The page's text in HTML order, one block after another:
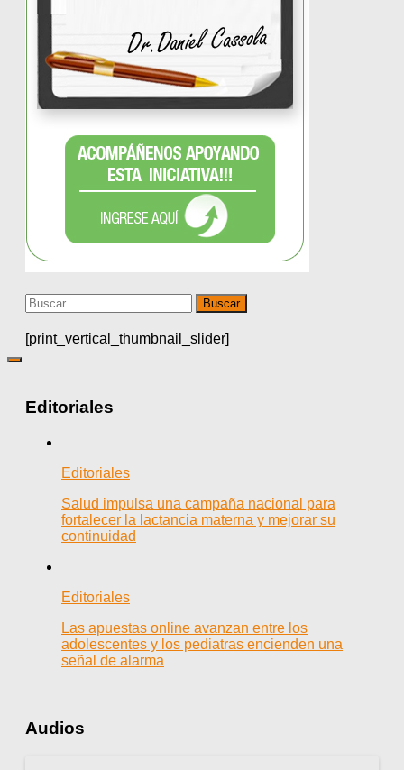
Buscar:
[print_vertical_thumbnail_slider]
Editoriales
Editoriales
Salud impulsa una campaña nacional para
fortalecer la lactancia materna y mejorar su
continuidad
Editoriales
Las apuestas online avanzan entre los
adolescentes y los pediatras encienden una
señal de alarma
Audios